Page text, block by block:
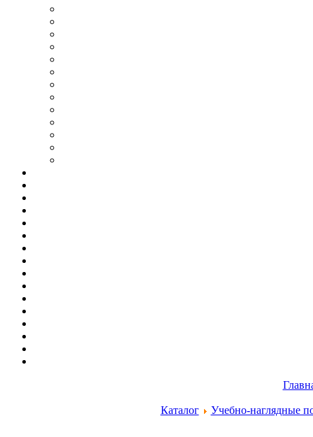
Каталог Учебно-наглядные